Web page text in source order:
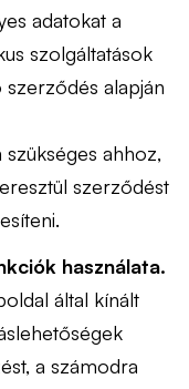
adatokat a
szolgáltatások
szerződés alapján
ahhoz,
szerződést
használata.
által kínált
a számodra